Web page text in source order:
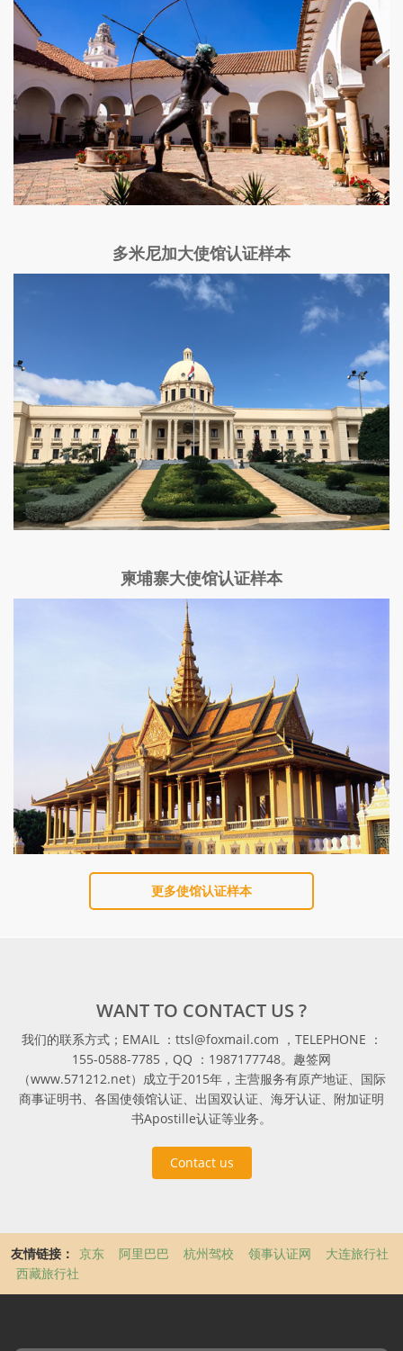
多米尼加大使馆认证样本
柬埔寨大使馆认证样本
更多使馆认证样本
WANT TO CONTACT US ?
我们的联系方式；EMAIL ：ttsl@foxmail.com ，TELEPHONE ：
155-0588-7785，QQ ：1987177748。趣签网
（www.571212.net）成立于2015年，主营服务有原产地证、国际
商事证明书、各国使领馆认证、出国双认证、海牙认证、附加证明
书Apostille认证等业务。
Contact us
友情链接： 京东 阿里巴巴 杭州驾校 领事认证网
大连旅行社
西藏旅行社